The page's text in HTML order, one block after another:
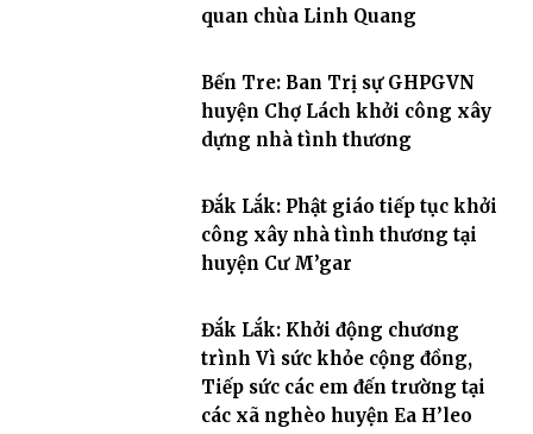
quan chùa Linh Quang
Bến Tre: Ban Trị sự GHPGVN
huyện Chợ Lách khởi công xây
dựng nhà tình thương
Đắk Lắk: Phật giáo tiếp tục khởi
công xây nhà tình thương tại
huyện Cư M’gar
Đắk Lắk: Khởi động chương
trình Vì sức khỏe cộng đồng,
Tiếp sức các em đến trường tại
các xã nghèo huyện Ea H’leo